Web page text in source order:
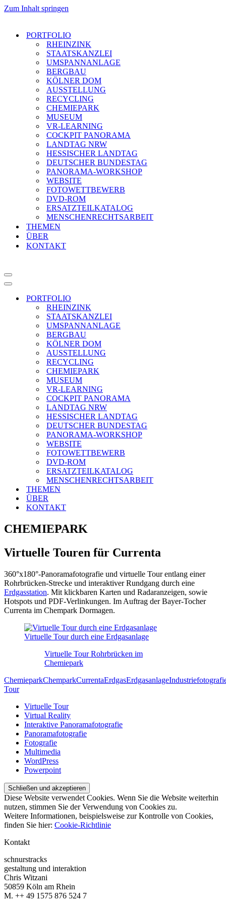
Zum Inhalt springen
PORTFOLIO
RHEINZINK
STAATSKANZLEI
UMSPANNANLAGE
BERGBAU
KÖLNER DOM
AUSSTELLUNG
RECYCLING
CHEMIEPARK
MUSEUM
VR-LEARNING
COCKPIT PANORAMA
LANDTAG NRW
HESSISCHER LANDTAG
DEUTSCHER BUNDESTAG
PANORAMA-WORKSHOP
WEBSITE
FOTOWETTBEWERB
DVD-ROM
ERSATZTEILKATALOG
MENSCHENRECHTSARBEIT
THEMEN
ÜBER
KONTAKT
Navigationsmenü
Navigationsmenü
PORTFOLIO
RHEINZINK
STAATSKANZLEI
UMSPANNANLAGE
BERGBAU
KÖLNER DOM
AUSSTELLUNG
RECYCLING
CHEMIEPARK
MUSEUM
VR-LEARNING
COCKPIT PANORAMA
LANDTAG NRW
HESSISCHER LANDTAG
DEUTSCHER BUNDESTAG
PANORAMA-WORKSHOP
WEBSITE
FOTOWETTBEWERB
DVD-ROM
ERSATZTEILKATALOG
MENSCHENRECHTSARBEIT
THEMEN
ÜBER
KONTAKT
CHEMIEPARK
Virtuelle Touren für Currenta
360°x180°-Panoramafotografie und virtuelle Tour entlang einer
Rohrbrücken-Strecke und interaktiver Rundgang durch eine
Erdgasstation. Mit klickbaren Karten und Radaranzeigen, sowie
Hotspots und PDF-Verlinkungen. Im Auftrag der Bayer-Tocher
Currenta im Chempark Dormagen.
Virtuelle Tour durch eine Erdgasanlage
Virtuelle Tour Rohrbrücken im
Chemiepark
ChemieparkChemparkCurrentaErdgasErdgasanlage
Tour
Virtuelle Tour
Virtual Reality
Interaktive Panoramafotografie
Panoramafotografie
Fotografie
Multimedia
WordPress
Powerpoint
Diese Website verwendet Cookies. Wenn Sie die Website weiterhin
nutzen, stimmen Sie der Verwendung von Cookies zu.
Weitere Informationen, beispielsweise zur Kontrolle von Cookies,
finden Sie hier: Cookie-Richtlinie
Kontakt
schnurstracks
gestaltung und interaktion
Chris Witzani
50859 Köln am Rhein
M. ++ 49 1575 876 524 7